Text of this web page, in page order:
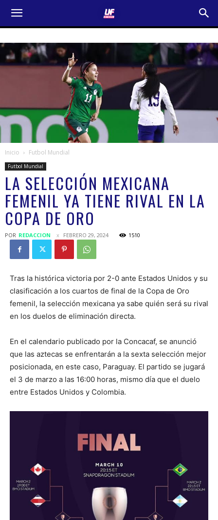
Inicio Futbol Mundial
Futbol Mundial
LA SELECCIÓN MEXICANA
FEMENIL YA TIENE RIVAL EN LA
COPA DE ORO
POR REDACCION FEBRERO 29, 2024 1510
Tras la histórica victoria por 2-0 ante Estados Unidos y su
clasificación a los cuartos de final de la Copa de Oro
femenil, la selección mexicana ya sabe quién será su rival
en los duelos de eliminación directa.
En el calendario publicado por la Concacaf, se anunció
que las aztecas se enfrentarán a la sexta selección mejor
posicionada, en este caso, Paraguay. El partido se jugará
el 3 de marzo a las 16:00 horas, mismo día que el duelo
entre Estados Unidos y Colombia.